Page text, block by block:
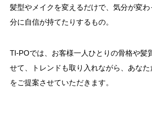
髪型やメイクを変えるだけで、気分が変わ
分に自信が持てたりするもの。
TI-POでは、お客様一人ひとりの骨格や髪
せて、トレンドも取り入れながら、あなた
をご提案させていただきます。